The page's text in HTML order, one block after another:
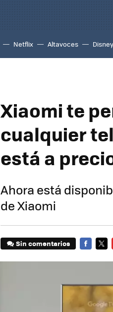
Netflix Altavoces
Xiaomi te
cualquier
está a
Ahora está
de Xiaomi
Sin comentarios